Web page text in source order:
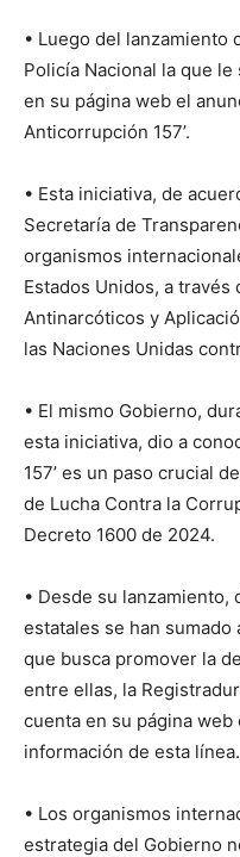
• Luego del lanzamiento
Policía Nacional la que
en su página web el
Anticorrupción 157’.
• Esta iniciativa, de
Secretaría de
organismos
Estados Unidos, a
Antinarcóticos y
las Naciones Unidas
• El mismo Gobierno,
esta iniciativa, dio a
157’ es un paso crucial
de Lucha Contra la
Decreto 1600 de 2024.
• Desde su
estatales se han
que busca promover la
entre ellas, la
cuenta en su página
información de esta línea.
• Los organismos
estrategia del Gobierno